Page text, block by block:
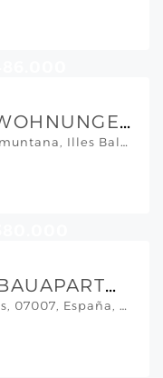
EXKLUSIVE NEUBAUWOHNUNGEN MIT GEMEINSCHAFTSPOOL UND STRANDNAH GELEGEN IN PALMANOVA
Palmanova, Calvià, Serra de Tramuntana, Illes Balears, 07182, España, Mallorca Südwesten
SPEKTAKULÄRE NEUBAUAPARTMENTS IN PALMA MIT AUSSERGEWÖHNLICHEM DESIGN
Nou Llevant, Palma, Illes Balears, 07007, España, Palma, Son Vida & Umgebung